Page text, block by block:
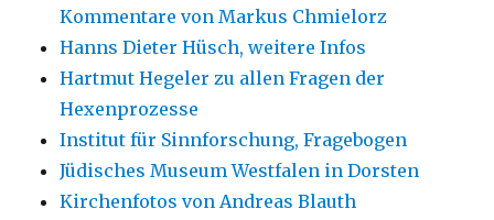
Kommentare von Markus Chmielorz
Hanns Dieter Hüsch, weitere Infos
Hartmut Hegeler zu allen Fragen der
Hexenprozesse
Institut für Sinnforschung, Fragebogen
Jüdisches Museum Westfalen in Dorsten
Kirchenfotos von Andreas Blauth